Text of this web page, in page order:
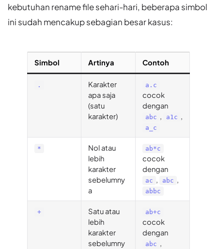
kebutuhan rename file sehari-hari, beberapa simbol
ini sudah mencakup sebagian besar kasus:
Simbol Artinya Contoh
.
Karakter
apa saja
(satu
karakter)
a.c
cocok
dengan
abc , a1c ,
a_c
*
Nol atau
lebih
karakter
sebelumny
a
ab*c
cocok
dengan
ac , abc ,
abbc
+
Satu atau
lebih
karakter
sebelumny
ab+c
cocok
dengan
abc ,